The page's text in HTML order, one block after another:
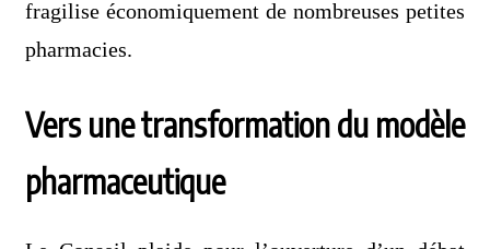
fragilise économiquement de nombreuses petites
pharmacies.
Vers une transformation du modèle
pharmaceutique